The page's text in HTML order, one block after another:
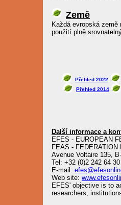
Země
Každá evropská
použití plně
Přehled 2022
Přehled 2014
Další informace a
EFES - EUROPEAN
FEAS -
Avenue Voltaire 135,
Tel: +32 (0)2 242 64 30
E-mail:
Web site:
EFES' objective is to
researchers,